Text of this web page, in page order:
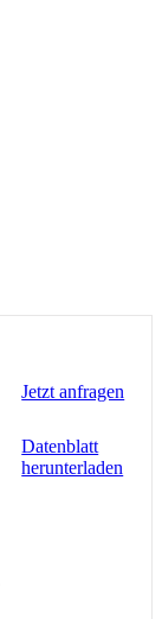
Jetzt anfragen
Datenblatt
herunterladen